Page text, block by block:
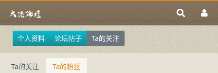
个人资料 论坛帖子 Ta的关注
Ta的关注 Ta的粉丝